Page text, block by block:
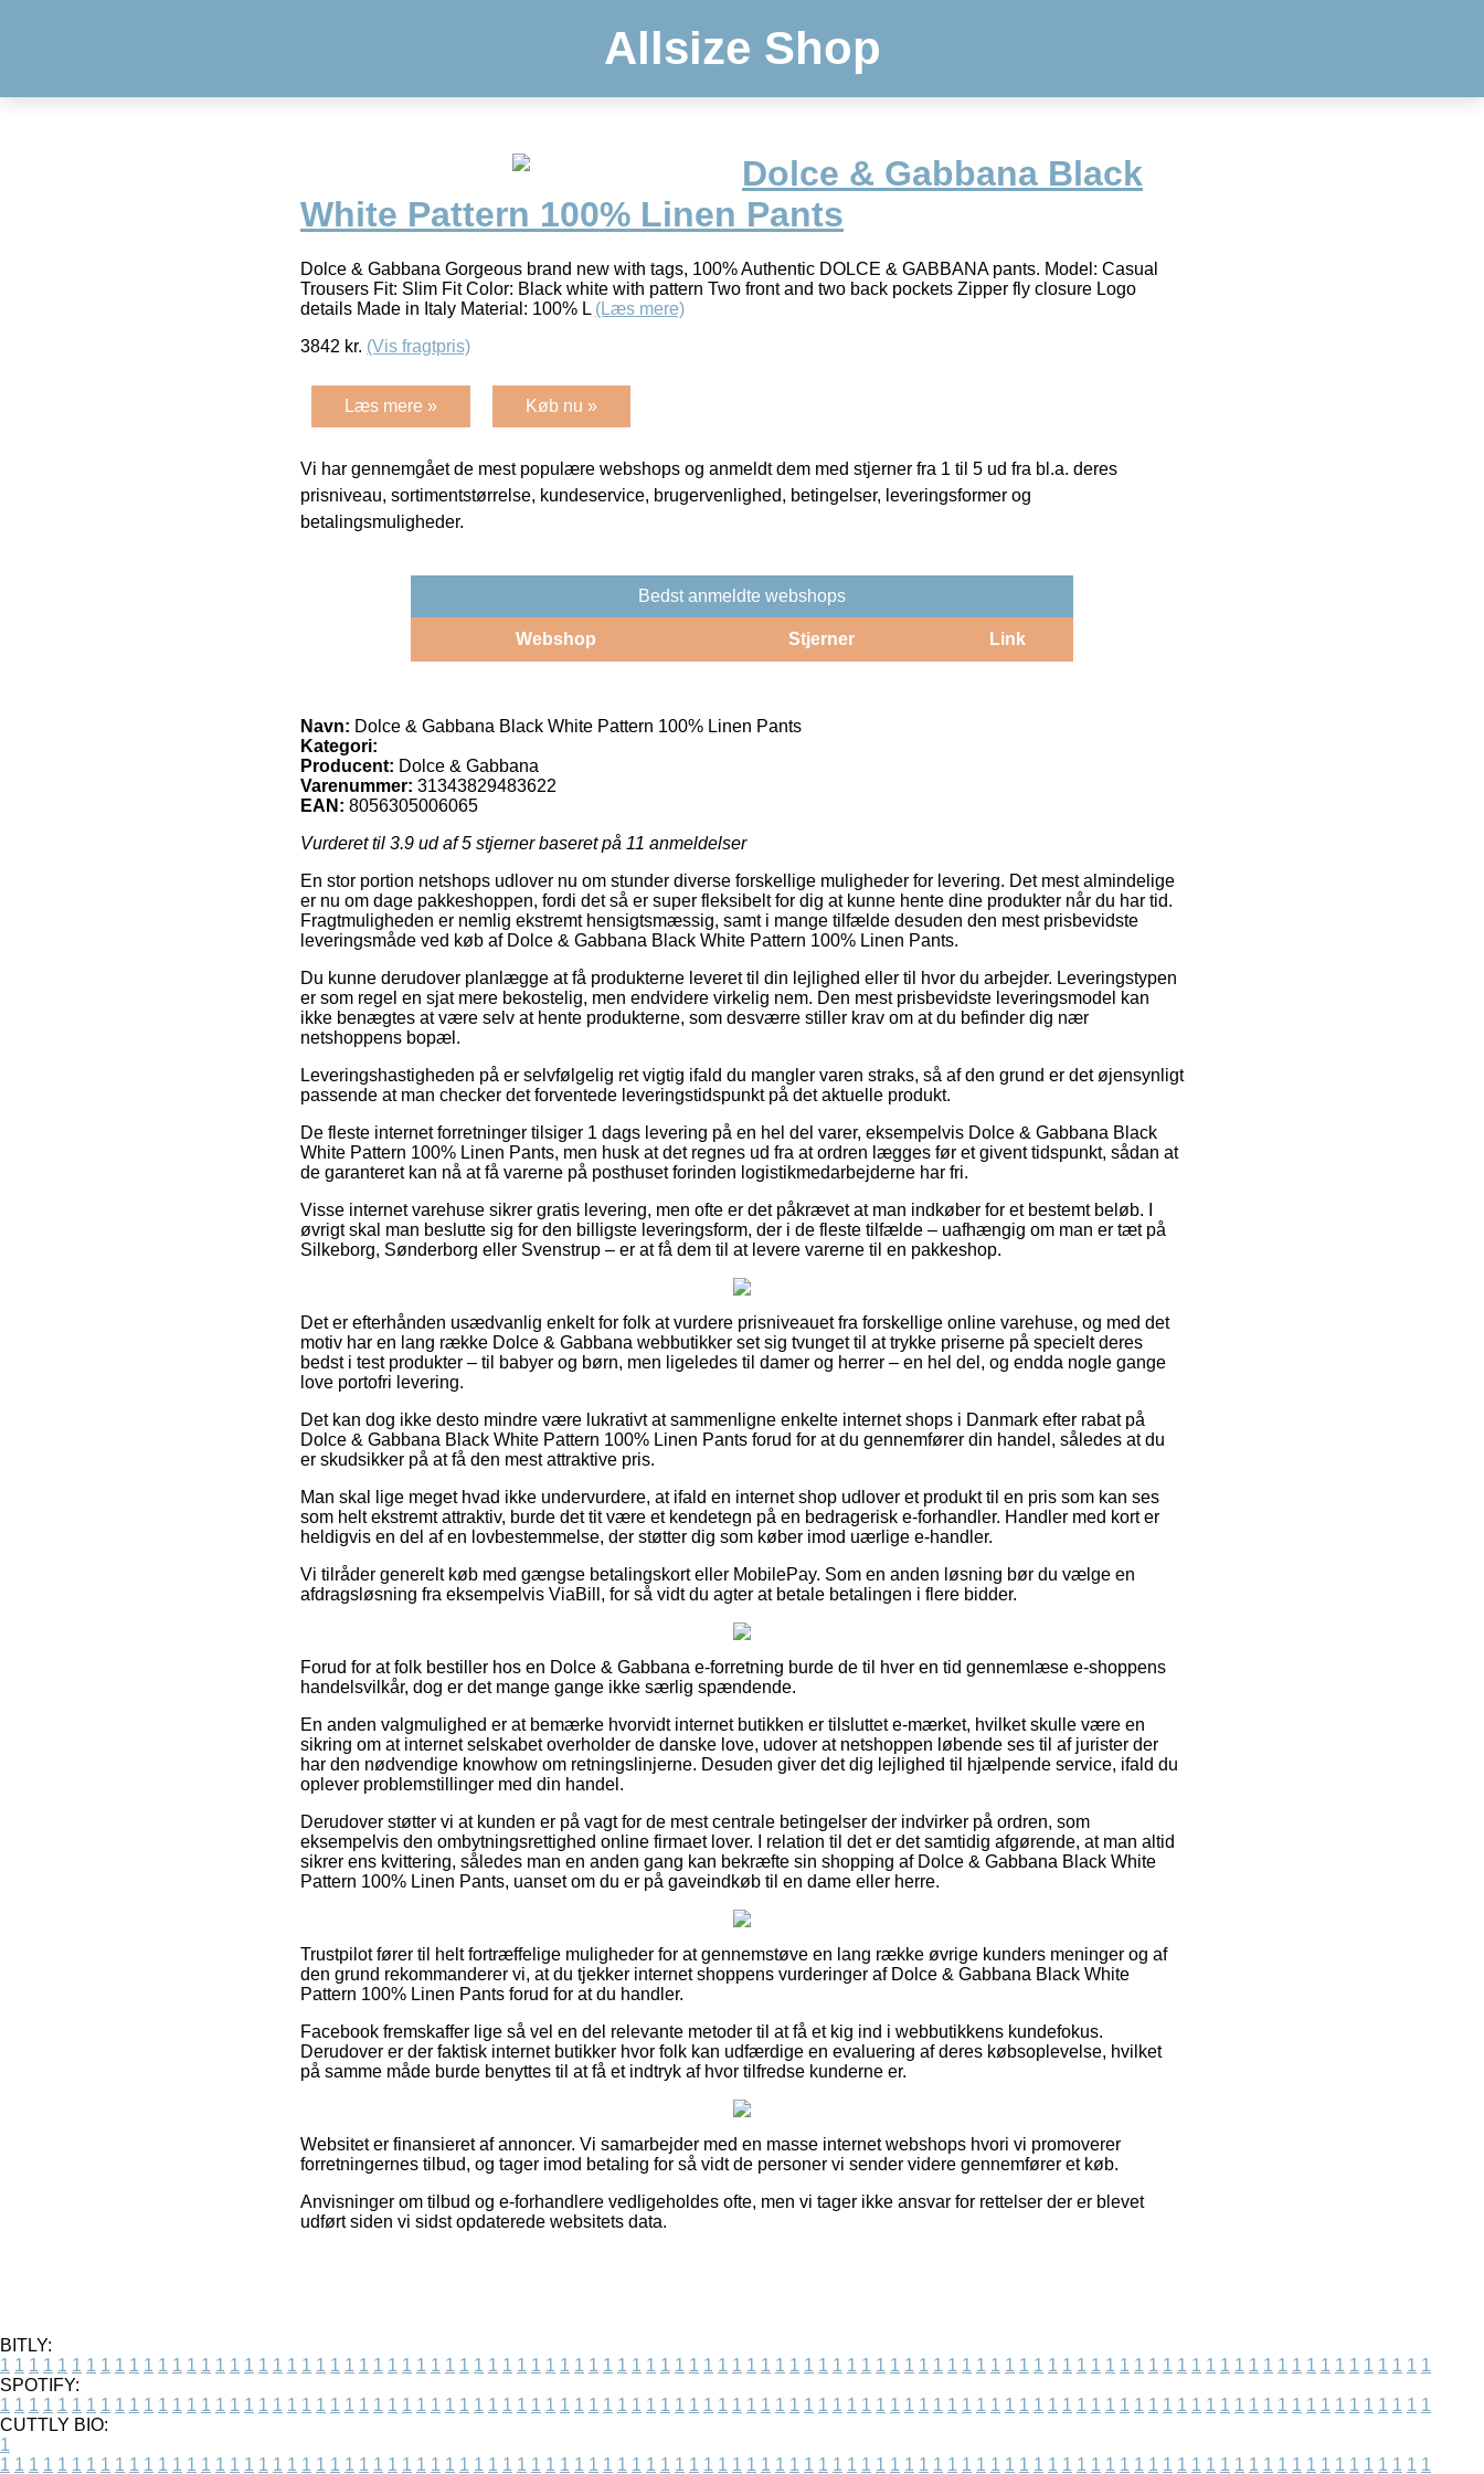
Allsize Shop
Dolce & Gabbana Black
White Pattern 100% Linen Pants
Dolce & Gabbana Gorgeous brand new with tags, 100% Authentic DOLCE & GABBANA pants. Model: Casual
Trousers Fit: Slim Fit Color: Black white with pattern Two front and two back pockets Zipper fly closure Logo
details Made in Italy Material: 100% L (Læs mere)
3842 kr. (Vis fragtpris)
Læs mere » Køb nu »
Vi har gennemgået de mest populære webshops og anmeldt dem med stjerner fra 1 til 5 ud fra bl.a. deres
prisniveau, sortimentstørrelse, kundeservice, brugervenlighed, betingelser, leveringsformer og
betalingsmuligheder.
Bedst anmeldte webshops
Webshop Stjerner Link
Navn: Dolce & Gabbana Black White Pattern 100% Linen Pants
Kategori:
Producent: Dolce & Gabbana
Varenummer: 31343829483622
EAN: 8056305006065
Vurderet til 3.9 ud af 5 stjerner baseret på 11 anmeldelser
En stor portion netshops udlover nu om stunder diverse forskellige muligheder for levering. Det mest almindelige
er nu om dage pakkeshoppen, fordi det så er super fleksibelt for dig at kunne hente dine produkter når du har tid.
Fragtmuligheden er nemlig ekstremt hensigtsmæssig, samt i mange tilfælde desuden den mest prisbevidste
leveringsmåde ved køb af Dolce & Gabbana Black White Pattern 100% Linen Pants.
Du kunne derudover planlægge at få produkterne leveret til din lejlighed eller til hvor du arbejder. Leveringstypen
er som regel en sjat mere bekostelig, men endvidere virkelig nem. Den mest prisbevidste leveringsmodel kan
ikke benægtes at være selv at hente produkterne, som desværre stiller krav om at du befinder dig nær
netshoppens bopæl.
Leveringshastigheden på er selvfølgelig ret vigtig ifald du mangler varen straks, så af den grund er det øjensynligt
passende at man checker det forventede leveringstidspunkt på det aktuelle produkt.
De fleste internet forretninger tilsiger 1 dags levering på en hel del varer, eksempelvis Dolce & Gabbana Black
White Pattern 100% Linen Pants, men husk at det regnes ud fra at ordren lægges før et givent tidspunkt, sådan at
de garanteret kan nå at få varerne på posthuset forinden logistikmedarbejderne har fri.
Visse internet varehuse sikrer gratis levering, men ofte er det påkrævet at man indkøber for et bestemt beløb. I
øvrigt skal man beslutte sig for den billigste leveringsform, der i de fleste tilfælde – uafhængig om man er tæt på
Silkeborg, Sønderborg eller Svenstrup – er at få dem til at levere varerne til en pakkeshop.
Det er efterhånden usædvanlig enkelt for folk at vurdere prisniveauet fra forskellige online varehuse, og med det
motiv har en lang række Dolce & Gabbana webbutikker set sig tvunget til at trykke priserne på specielt deres
bedst i test produkter – til babyer og børn, men ligeledes til damer og herrer – en hel del, og endda nogle gange
love portofri levering.
Det kan dog ikke desto mindre være lukrativt at sammenligne enkelte internet shops i Danmark efter rabat på
Dolce & Gabbana Black White Pattern 100% Linen Pants forud for at du gennemfører din handel, således at du
er skudsikker på at få den mest attraktive pris.
Man skal lige meget hvad ikke undervurdere, at ifald en internet shop udlover et produkt til en pris som kan ses
som helt ekstremt attraktiv, burde det tit være et kendetegn på en bedragerisk e-forhandler. Handler med kort er
heldigvis en del af en lovbestemmelse, der støtter dig som køber imod uærlige e-handler.
Vi tilråder generelt køb med gængse betalingskort eller MobilePay. Som en anden løsning bør du vælge en
afdragsløsning fra eksempelvis ViaBill, for så vidt du agter at betale betalingen i flere bidder.
Forud for at folk bestiller hos en Dolce & Gabbana e-forretning burde de til hver en tid gennemlæse e-shoppens
handelsvilkår, dog er det mange gange ikke særlig spændende.
En anden valgmulighed er at bemærke hvorvidt internet butikken er tilsluttet e-mærket, hvilket skulle være en
sikring om at internet selskabet overholder de danske love, udover at netshoppen løbende ses til af jurister der
har den nødvendige knowhow om retningslinjerne. Desuden giver det dig lejlighed til hjælpende service, ifald du
oplever problemstillinger med din handel.
Derudover støtter vi at kunden er på vagt for de mest centrale betingelser der indvirker på ordren, som
eksempelvis den ombytningsrettighed online firmaet lover. I relation til det er det samtidig afgørende, at man altid
sikrer ens kvittering, således man en anden gang kan bekræfte sin shopping af Dolce & Gabbana Black White
Pattern 100% Linen Pants, uanset om du er på gaveindkøb til en dame eller herre.
Trustpilot fører til helt fortræffelige muligheder for at gennemstøve en lang række øvrige kunders meninger og af
den grund rekommanderer vi, at du tjekker internet shoppens vurderinger af Dolce & Gabbana Black White
Pattern 100% Linen Pants forud for at du handler.
Facebook fremskaffer lige så vel en del relevante metoder til at få et kig ind i webbutikkens kundefokus.
Derudover er der faktisk internet butikker hvor folk kan udfærdige en evaluering af deres købsoplevelse, hvilket
på samme måde burde benyttes til at få et indtryk af hvor tilfredse kunderne er.
Websitet er finansieret af annoncer. Vi samarbejder med en masse internet webshops hvori vi promoverer
forretningernes tilbud, og tager imod betaling for så vidt de personer vi sender videre gennemfører et køb.
Anvisninger om tilbud og e-forhandlere vedligeholdes ofte, men vi tager ikke ansvar for rettelser der er blevet
udført siden vi sidst opdaterede websitets data.
BITLY:
1 1 1 1 1 1 1 1 1 1 1 1 1 1 1 1 1 1 1 1 1 1 1 1 1 1 1 1 1 1 1 1 1 1 1 1 1 1 1 1 1 1 1 1 1 1 1 1 1 1 1 1 1 1 1 1 1 1 1 1 1 1 1 1 1 1 1 1 1 1 1 1 1 1 1 1 1 1 1 1 1 1 1 1 1 1 1 1 1 1 1 1 1 1 1 1 1 1 1 1
SPOTIFY:
1 1 1 1 1 1 1 1 1 1 1 1 1 1 1 1 1 1 1 1 1 1 1 1 1 1 1 1 1 1 1 1 1 1 1 1 1 1 1 1 1 1 1 1 1 1 1 1 1 1 1 1 1 1 1 1 1 1 1 1 1 1 1 1 1 1 1 1 1 1 1 1 1 1 1 1 1 1 1 1 1 1 1 1 1 1 1 1 1 1 1 1 1 1 1 1 1 1 1 1
CUTTLY BIO:
1
1 1 1 1 1 1 1 1 1 1 1 1 1 1 1 1 1 1 1 1 1 1 1 1 1 1 1 1 1 1 1 1 1 1 1 1 1 1 1 1 1 1 1 1 1 1 1 1 1 1 1 1 1 1 1 1 1 1 1 1 1 1 1 1 1 1 1 1 1 1 1 1 1 1 1 1 1 1 1 1 1 1 1 1 1 1 1 1 1 1 1 1 1 1 1 1 1 1 1 1